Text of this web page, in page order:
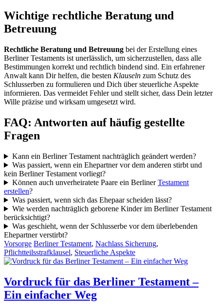
Wichtige rechtliche Beratung und
Betreuung
Rechtliche Beratung und Betreuung bei der Erstellung eines
Berliner Testaments ist unerlässlich, um sicherzustellen, dass alle
Bestimmungen korrekt und rechtlich bindend sind. Ein erfahrener
Anwalt kann Dir helfen, die besten Klauseln zum Schutz des
Schlusserben zu formulieren und Dich über steuerliche Aspekte
informieren. Das vermeidet Fehler und stellt sicher, dass Dein letzter
Wille präzise und wirksam umgesetzt wird.
FAQ: Antworten auf häufig gestellte
Fragen
Kann ein Berliner Testament nachträglich geändert werden?
Was passiert, wenn ein Ehepartner vor dem anderen stirbt und
kein Berliner Testament vorliegt?
Können auch unverheiratete Paare ein BerlinerTestament
erstellen?
Was passiert, wenn sich das Ehepaar scheiden lässt?
Wie werden nachträglich geborene Kinder im Berliner Testament
berücksichtigt?
Was geschieht, wenn der Schlusserbe vor dem überlebenden
Ehepartner verstirbt?
Vorsorge Berliner Testament, Nachlass Sicherung,
Pflichtteilsstrafklausel, Steuerliche Aspekte
Vordruck für das Berliner Testament –
Ein einfacher Weg